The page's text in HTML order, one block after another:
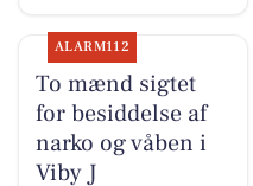
ALARM112
To mænd sigtet
for besiddelse af
narko og våben i
Viby J